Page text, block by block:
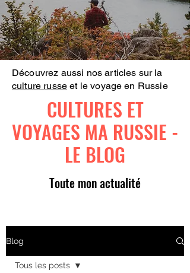
Découvrez aussi nos articles sur la
culture russe et le voyage en Russie
CULTURES ET
VOYAGES MA RUSSIE -
LE BLOG
Toute mon actualité
Blog
Tous les posts